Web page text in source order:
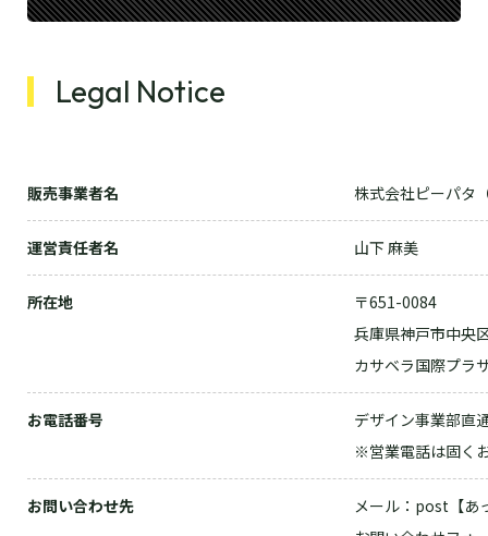
Legal Notice
販売事業者名 株式会社ピーパタ
運営責任者名 山下 麻美
所在地
〒651-0084
兵庫県神戸市中央
カサベラ国際プラ
お電話番号
デザイン事業部直
※営業電話は固く
お問い合わせ先
メール：post【あ